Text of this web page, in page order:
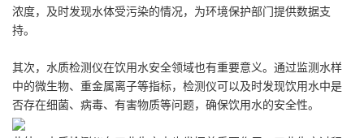
浓度，及时发现水体受污染的情况，为环境保护部门提供数据支
持。
其次，水质检测仪在饮用水安全领域也有重要意义。通过监测水样
中的微生物、重金属离子等指标，检测仪可以及时发现饮用水中是
否存在细菌、病毒、有害物质等问题，确保饮用水的安全性。